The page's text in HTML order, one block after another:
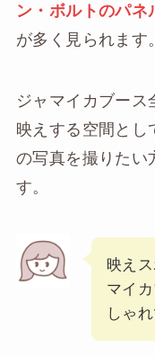
ン・ボルトのパネ
が多く見られます。
ジャマイカブース
映えする空間とし
の写真を撮りたい
す。
映え
マイ
しゃ